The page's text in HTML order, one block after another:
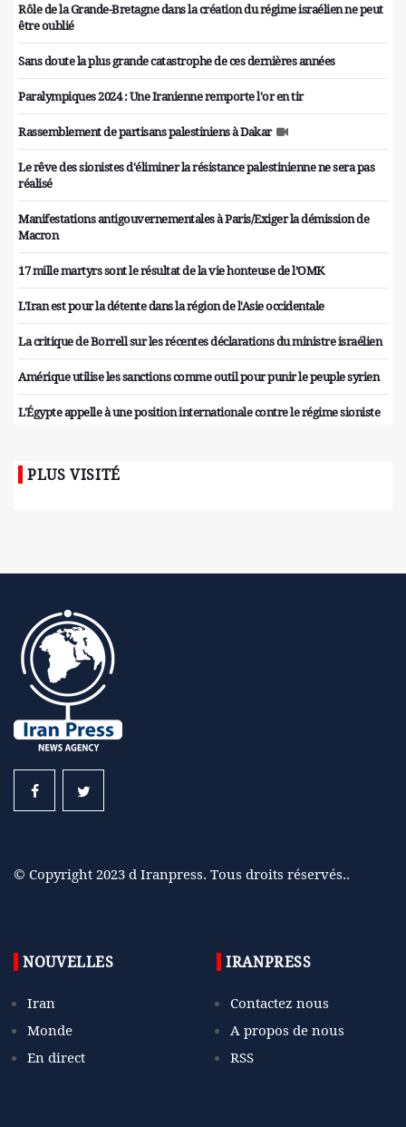
Rôle de la Grande-Bretagne dans la création du régime israélien ne peut
être oublié
Sans doute la plus grande catastrophe de ces dernières années
Paralympiques 2024 : Une Iranienne remporte l'or en tir
Rassemblement de partisans palestiniens à Dakar
Le rêve des sionistes d'éliminer la résistance palestinienne ne sera pas
réalisé
Manifestations antigouvernementales à Paris/Exiger la démission de
Macron
17 mille martyrs sont le résultat de la vie honteuse de l’OMK
L'Iran est pour la détente dans la région de l'Asie occidentale
La critique de Borrell sur les récentes déclarations du ministre israélien
Amérique utilise les sanctions comme outil pour punir le peuple syrien
L'Égypte appelle à une position internationale contre le régime sioniste
PLUS VISITÉ
© Copyright 2023 d Iranpress. Tous droits réservés..
NOUVELLES
Iran
Monde
En direct
IRANPRESS
Contactez nous
A propos de nous
RSS